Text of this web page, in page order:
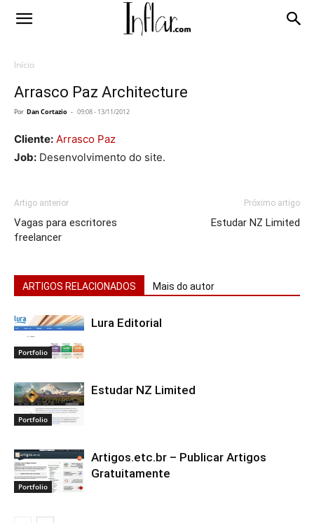
Início
Arrasco Paz Architecture
Por Dan Cortazio - 09:08 - 13/11/2012
Cliente: Arrasco Paz
Job: Desenvolvimento do site.
Artigo anterior
Vagas para escritores
freelancer
Próximo artigo
Estudar NZ Limited
ARTIGOS RELACIONADOS Mais do autor
Portfolio
Lura Editorial
Portfolio
Estudar NZ Limited
Portfolio
Artigos.etc.br – Publicar Artigos
Gratuitamente